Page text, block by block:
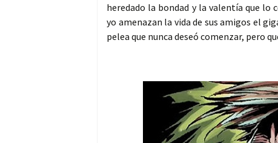
heredado la bondad y la valentía que lo
yo amenazan la vida de sus amigos el
pelea que nunca deseó comenzar, pero